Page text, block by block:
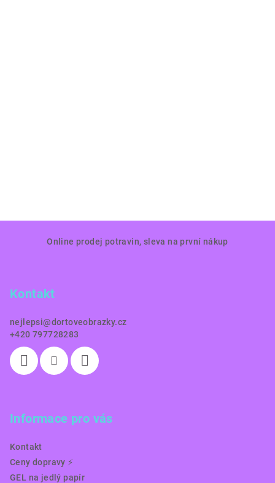
Online prodej potravin, sleva na první nákup
Kontakt
nejlepsi@dortoveobrazky.cz
+420 797728283
Informace pro vás
Kontakt
Ceny dopravy ⚡️
GEL na jedlý papír